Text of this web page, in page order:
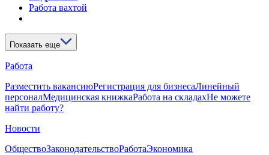
Работа вахтой
Показать еще
Работа
Разместить вакансиюРегистрация для бизнесаЛинейный
персоналМедицинская книжкаРабота на складахНе можете
найти работу?
Новости
ОбществоЗаконодательствоРаботаЭкономика